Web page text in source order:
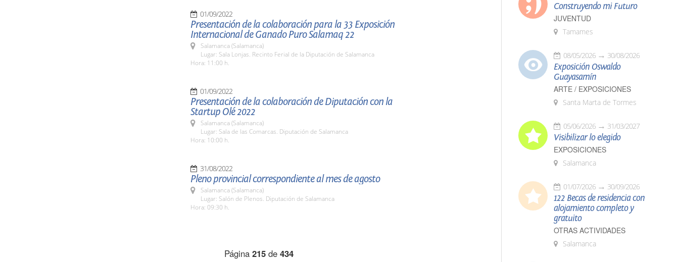
01/09/2022
Presentación de la colaboración para la 33 Exposición
Internacional de Ganado Puro Salamaq 22
Salamanca (Salamanca)
Lugar: Sala Lonjas. Recinto Ferial de la Diputación de Salamanca
Hora: 11:00 h.
01/09/2022
Presentación de la colaboración de Diputación con la
Startup Olé 2022
Salamanca (Salamanca)
Lugar: Sala de las Comarcas. Diputación de Salamanca
Hora: 10:00 h.
31/08/2022
Pleno provincial correspondiente al mes de agosto
Salamanca (Salamanca)
Lugar: Salón de Plenos. Diputación de Salamanca
Hora: 09:30 h.
Página 215de 434
Construyendo mi Futuro
JUVENTUD
Tamames
08/05/2026 30/08/2026
Exposición Oswaldo
Guayasamín
ARTE / EXPOSICIONES
Santa Marta de Tormes
05/06/2026 31/03/2027
Visibilizar lo elegido
EXPOSICIONES
Salamanca
01/07/2026 30/09/2026
122 Becas de residencia con
alojamiento completo y
gratuito
OTRAS ACTIVIDADES
Salamanca